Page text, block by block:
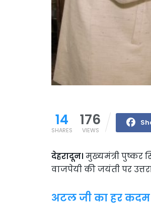
14
SHARES
176
VIEWS
देहरादून। मुख्यमंत्री पुष्कर
वाजपेयी की जयंती पर
अटल जी का हर कदम